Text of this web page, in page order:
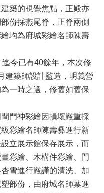
築的視覺焦點，正殿亦
份採燕尾脊，正脊兩側
均為府城彩繪名師陳壽
今已有40餘年，本次修
建築師設計監造，明義營
一時之選，修舊如舊保
門神彩繪因損壞嚴重採
彩繪名師陳壽彝進行新
立展示館保存展示，而
彩繪、木構件彩繪、門
雪進行嚴謹的清洗、加
部份，由府城名師葉進